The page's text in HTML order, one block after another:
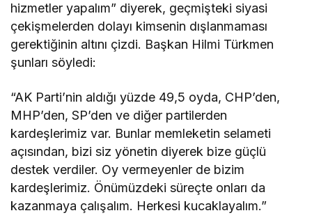
hizmetler yapalım” diyerek, geçmişteki siyasi
çekişmelerden dolayı kimsenin dışlanmaması
gerektiğinin altını çizdi. Başkan Hilmi Türkmen
şunları söyledi:
“AK Parti’nin aldığı yüzde 49,5 oyda, CHP’den,
MHP’den, SP’den ve diğer partilerden
kardeşlerimiz var. Bunlar memleketin selameti
açısından, bizi siz yönetin diyerek bize güçlü
destek verdiler. Oy vermeyenler de bizim
kardeşlerimiz. Önümüzdeki süreçte onları da
kazanmaya çalışalım. Herkesi kucaklayalım.”